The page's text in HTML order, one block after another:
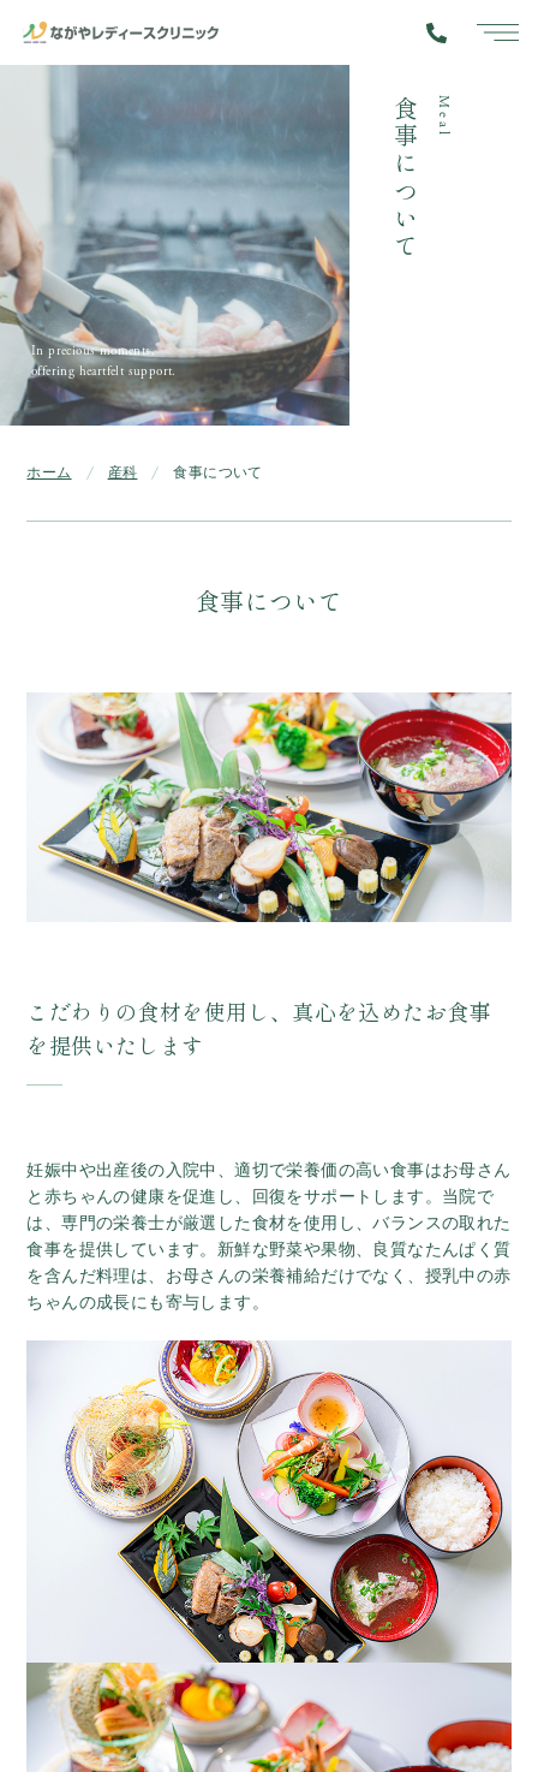
toggle
Meal
食事について
In precious moments,
offering heartfelt support.
ホーム 産科 食事について
食事について
こだわりの食材を使用し、真心を込めたお食事
を提供いたします
妊娠中や出産後の入院中、適切で栄養価の高い食事はお母さん
と赤ちゃんの健康を促進し、回復をサポートします。当院で
は、専門の栄養士が厳選した食材を使用し、バランスの取れた
食事を提供しています。新鮮な野菜や果物、良質なたんぱく質
を含んだ料理は、お母さんの栄養補給だけでなく、授乳中の赤
ちゃんの成長にも寄与します。